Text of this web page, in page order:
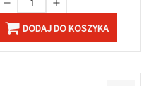
DODAJ DO KOSZYKA